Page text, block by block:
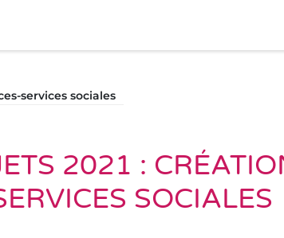
services sociales
2021 :
SOCIALES